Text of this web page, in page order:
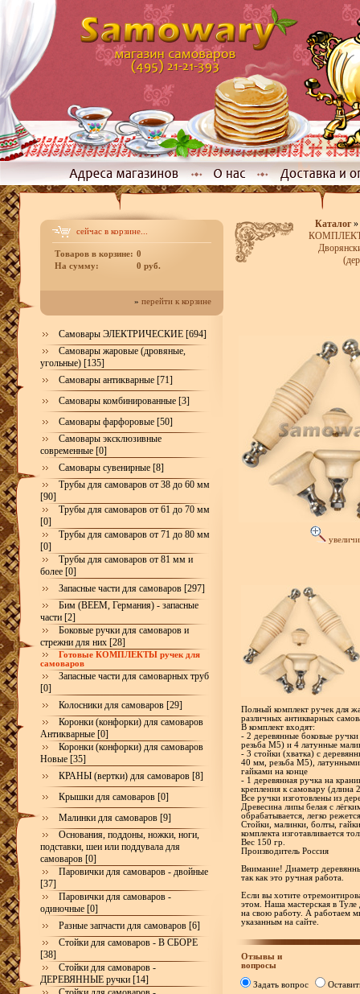
сейчас в корзине...
Товаров в корзине: 0
На сумму:
0 руб.
» перейти к корзине
Самовары ЭЛЕКТРИЧЕСКИЕ [694]
Самовары жаровые (дровяные,
угольные) [135]
Самовары антикварные [71]
Самовары комбинированные [3]
Самовары фарфоровые [50]
Самовары эксклюзивные
современные [0]
Самовары сувенирные [8]
Трубы для самоваров от 38 до 60 мм
[90]
Трубы для самоваров от 61 до 70 мм
[0]
Трубы для самоваров от 71 до 80 мм
[0]
Трубы для самоваров от 81 мм и
более [0]
Запасные части для самоваров [297]
Бим (BEEM, Германия) - запасные
части [2]
Боковые ручки для самоваров и
стрежни для них [28]
Готовые КОМПЛЕКТЫ ручек для
самоваров
Запасные части для самоварных труб
[0]
Колосники для самоваров [29]
Коронки (конфорки) для самоваров
Антикварные [0]
Коронки (конфорки) для самоваров
Новые [35]
КРАНЫ (вертки) для самоваров [8]
Крышки для самоваров [0]
Малинки для самоваров [9]
Основания, поддоны, ножки, ноги,
подставки, шеи или поддувала для
самоваров [0]
Паровички для самоваров - двойные
[37]
Паровички для самоваров -
одиночные [0]
Разные запчасти для самоваров [6]
Стойки для самоваров - В СБОРЕ
[38]
Стойки для самоваров -
ДЕРЕВЯННЫЕ ручки [14]
Каталог»
Полный комплект ручек для
различных антикварных
В комплект входят:
- 2 деревянные боковые
резьба М5) и 4 латунные
- 3 стойки (хватка) с
40 мм, резьба М5),
гайками на конце
- 1 деревянная ручка на
крепления к самовару
Все ручки изготовлены из
Древесина липы белая с
обрабатывается, легко
Стойки, малинки, болты,
комплекта изготавливается
Вес 150 гр.
Производитель Россия
Внимание! Диаметр
так как это ручная работа.
Если вы хотите
этом. Наша мастерская в
на свою работу. А работаем
указанным на сайте.
Отзывы и
вопросы
Задать вопрос